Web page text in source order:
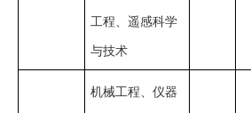
工程、遥感科学
与技术
机械工程、仪器